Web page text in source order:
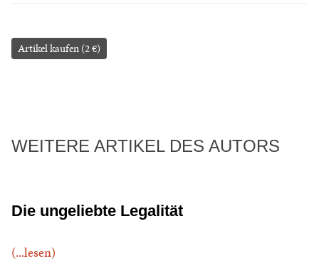
Artikel kaufen (2 €)
WEITERE ARTIKEL DES AUTORS
Die ungeliebte Legalität
(...lesen)